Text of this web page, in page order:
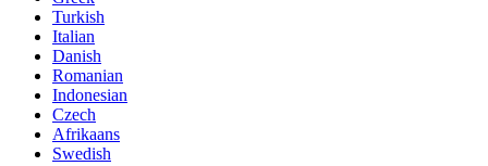
Turkish
Italian
Danish
Romanian
Indonesian
Czech
Afrikaans
Swedish